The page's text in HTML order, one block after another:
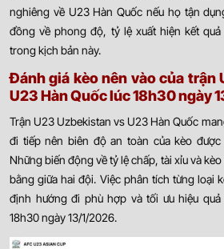
nghiêng về U23 Hàn Quốc nếu họ tận
đồng về phong độ, tỷ lệ xuất hiện kết
trong kịch bản này.
Đánh giá kèo nên vào của trận
U23 Hàn Quốc lúc 18h30 ngày
Trận U23 Uzbekistan vs U23 Hàn Quốc
đi tiếp nên biên độ an toàn của kèo
Những biến động về tỷ lệ chấp, tài xỉu và
bằng giữa hai đội. Việc phân tích từng loại
định hướng đi phù hợp và tối ưu hiệu
18h30 ngày 13/1/2026.